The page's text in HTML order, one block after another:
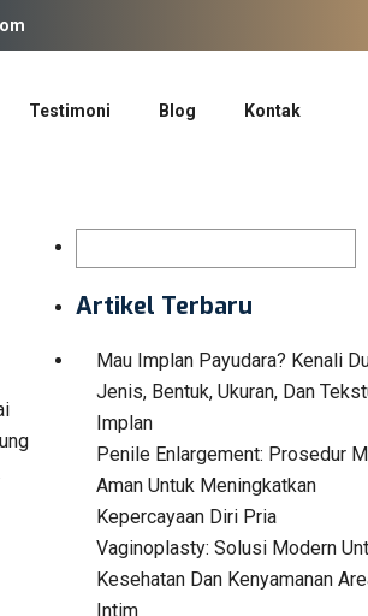
Testimoni Blog Kontak
Artikel Terbaru
Mau Implan Payudara? Kenali
Jenis, Bentuk, Ukuran, Dan
Implan
Penile Enlargement: Prosedur
Aman Untuk Meningkatkan
Kepercayaan Diri Pria
Vaginoplasty: Solusi Modern
Kesehatan Dan Kenyamanan
Intim